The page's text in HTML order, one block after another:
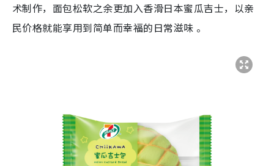
术制作，面包松软之余更加入香滑日本蜜瓜吉士，以亲
民价格就能享用到简单而幸福的日常滋味 。